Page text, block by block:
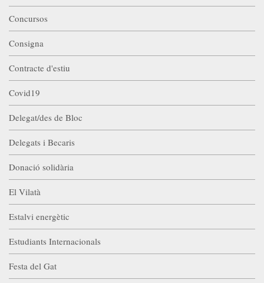
Concursos
Consigna
Contracte d'estiu
Covid19
Delegat/des de Bloc
Delegats i Becaris
Donació solidària
El Vilatà
Estalvi energètic
Estudiants Internacionals
Festa del Gat